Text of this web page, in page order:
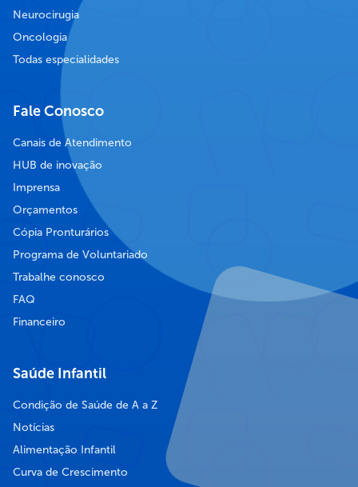
Neurocirugia
Oncologia
Todas especialidades
Fale Conosco
Canais de Atendimento
HUB de inovação
Imprensa
Orçamentos
Cópia Pronturários
Programa de Voluntariado
Trabalhe conosco
FAQ
Financeiro
Saúde Infantil
Condição de Saúde de A a Z
Notícias
Alimentação Infantil
Curva de Crescimento